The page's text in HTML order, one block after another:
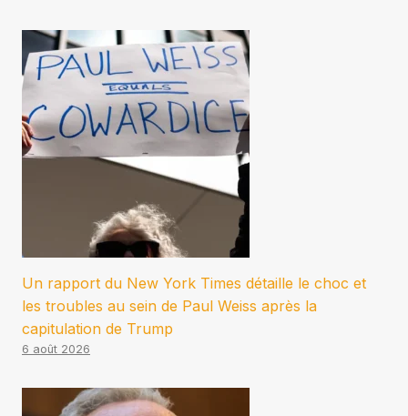
Un rapport du New York Times détaille le choc et
les troubles au sein de Paul Weiss après la
capitulation de Trump
6 août 2026